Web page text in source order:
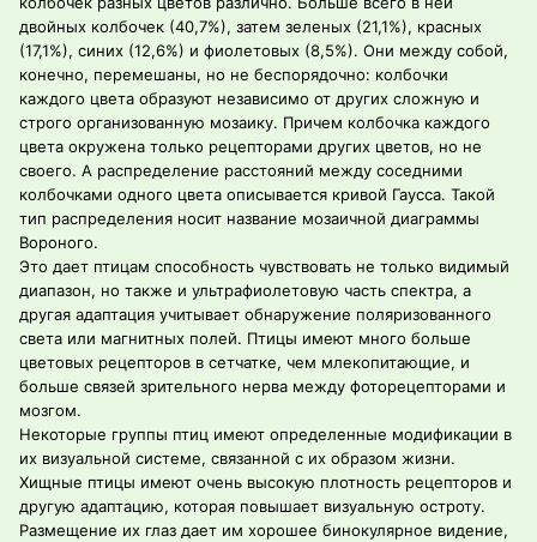
двойных колбочек (40,7%), затем зеленых (21,1%), красных
(17,1%), синих (12,6%) и фиолетовых (8,5%). Они между собой,
конечно, перемешаны, но не беспорядочно: колбочки
каждого цвета образуют независимо от других сложную и
строго организованную мозаику. Причем колбочка каждого
цвета окружена только рецепторами других цветов, но не
своего. А распределение расстояний между соседними
колбочками одного цвета описывается кривой Гаусса. Такой
тип распределения носит название мозаичной диаграммы
Вороного.
Это дает птицам способность чувствовать не только видимый
диапазон, но также и ультрафиолетовую часть спектра, а
другая адаптация учитывает обнаружение поляризованного
света или магнитных полей. Птицы имеют много больше
цветовых рецепторов в сетчатке, чем млекопитающие, и
больше связей зрительного нерва между фоторецепторами и
мозгом.
Некоторые группы птиц имеют определенные модификации в
их визуальной системе, связанной с их образом жизни.
Хищные птицы имеют очень высокую плотность рецепторов и
другую адаптацию, которая повышает визуальную остроту.
Размещение их глаз дает им хорошее бинокулярное видение,